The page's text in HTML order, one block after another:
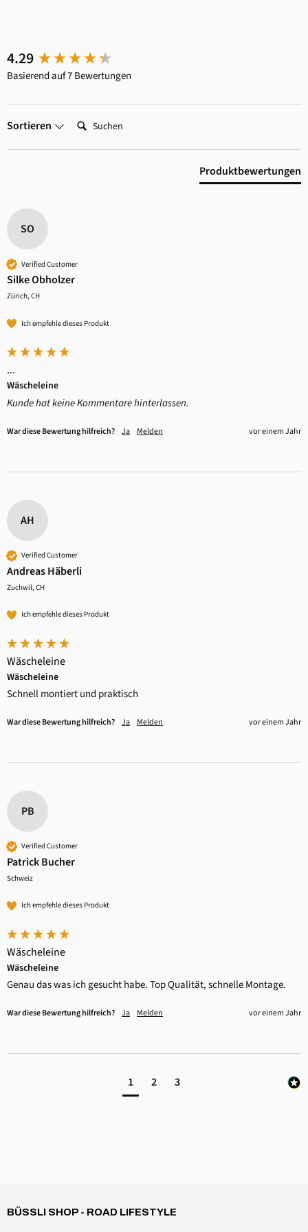
4.29
Basierend auf 7 Bewertungen
Sortieren Suchen:
Produktbewertungen
SO
Verified Customer
Silke Obholzer
Zürich, CH
Ich empfehle dieses Produkt
...
Wäscheleine
Kunde hat keine Kommentare hinterlassen.
War diese Bewertung hilfreich? Ja Melden vor einem Jahr
AH
Verified Customer
Andreas Häberli
Zuchwil, CH
Ich empfehle dieses Produkt
Wäscheleine
Wäscheleine
Schnell montiert und praktisch
War diese Bewertung hilfreich? Ja Melden vor einem Jahr
PB
Verified Customer
Patrick Bucher
Schweiz
Ich empfehle dieses Produkt
Wäscheleine
Wäscheleine
Genau das was ich gesucht habe. Top Qualität, schnelle Montage.
War diese Bewertung hilfreich? Ja Melden vor einem Jahr
1 2 3
New content loaded
BÜSSLI SHOP - ROAD LIFESTYLE
Zubehör Dachmütze Spannset Windschutzscheibe